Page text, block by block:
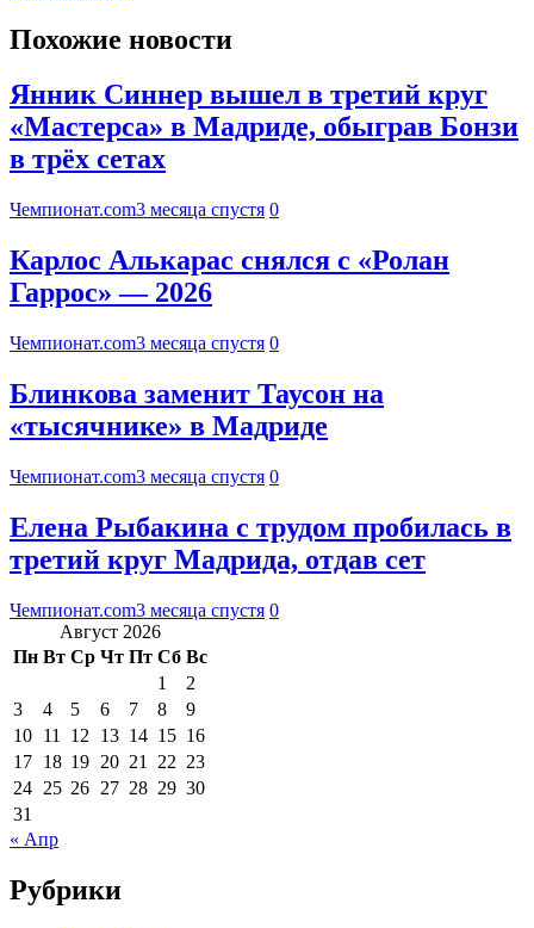
Похожие новости
Янник Синнер вышел в третий круг
«Мастерса» в Мадриде, обыграв Бонзи
в трёх сетах
Чемпионат.com3 месяца спустя 0
Карлос Алькарас снялся с «Ролан
Гаррос» — 2026
Чемпионат.com3 месяца спустя 0
Блинкова заменит Таусон на
«тысячнике» в Мадриде
Чемпионат.com3 месяца спустя 0
Елена Рыбакина с трудом пробилась в
третий круг Мадрида, отдав сет
Чемпионат.com3 месяца спустя 0
Август 2026
Пн Вт Ср Чт Пт Сб Вс
1
2
3
4 5 6 7 8
9
10 11 12 13 14 15 16
17 18 19 20 21 22 23
24 25 26 27 28 29 30
31
« Апр
Рубрики